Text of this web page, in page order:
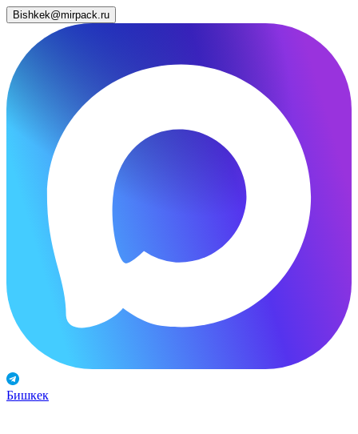
Bishkek@mirpack.ru
Бишкек